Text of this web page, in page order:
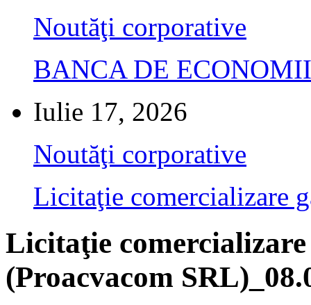
Noutăţi corporative
BANCA DE
Iulie 17, 2026
Noutăţi corporative
Licitaţie comercializare
Licitaţie
(Proacvacom